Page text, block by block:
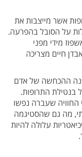
אשר מייצבות את
על הסובל בהפרעה.
מידי מפני
חיים מצריכה
ההכחשה של אדם
בנטילת התרופות.
החוויה שעברה נפשו
מה גם שהסטיגמה
עלולה להיות